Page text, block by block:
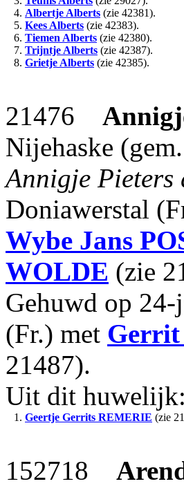
4. Albertje Alberts (zie 42381).
5. Kees Alberts (zie 42383).
6. Tiemen Alberts (zie 42380).
7. Trijntje Alberts (zie 42387).
8. Grietje Alberts (zie 42385).
21476
Nijehaske
Annigje Pieters
Doniawerstal
Wybe Jans
WOLDE (zie
Gehuwd op
(Fr.) met Gerrit
21487).
Uit dit huwelijk:
1. Geertje Gerrits REMERIE (zie
152718